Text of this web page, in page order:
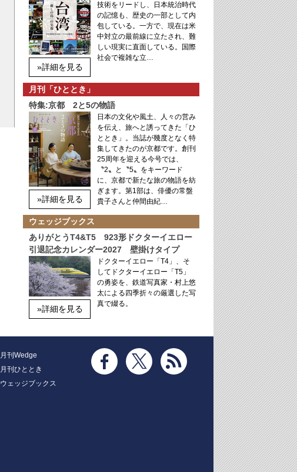
»詳細を見る
技術をリードし、日本統治時代
の記憶も、歴史の一部として内
包している。一方で、現在は米
中対立の最前線に立たされ、難
しい現実に直面している。国際
社会で複雑な立…
月刊「ひととき」
特集:京都 2と5の物語
»詳細を見る
日本の文化や風土、人々の営み
を伝え、旅へと誘ってきた「ひ
ととき」。当誌が幾度となく特
集してきたのが京都です。創刊
25周年を迎える今号では、
〝2〟と〝5〟をキーワード
に、京都で新たな旅の物語を紡
ぎます。第1部は、俳優の常盤
貴子さんと仲間由紀…
ウェッジブックス
ありがとうT4&T5 923形ドクターイエロー
引退記念カレンダー2027 壁掛けタイプ
»詳細を見る
ドクターイエロー「T4」、そ
してドクターイエロー「T5」
の勇姿を、鉄道写真家・村上悠
太による四季折々の厳選した写
真で綴る。
月刊Wedge
月刊ひととき
ウェッジブックス